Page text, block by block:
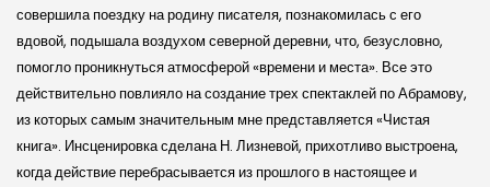
совершила поездку на родину писателя, познакомилась с его
вдовой, подышала воздухом северной деревни, что, безусловно,
помогло проникнуться атмосферой «времени и места». Все это
действительно повлияло на создание трех спектаклей по Абрамову,
из которых самым значительным мне представляется «Чистая
книга». Инсценировка сделана Н. Лизневой, прихотливо выстроена,
когда действие перебрасывается из прошлого в настоящее и